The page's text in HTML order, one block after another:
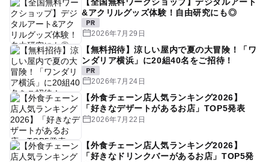
&アクリルグッズ体験！自由研究にも◎
2026年7月29日
【無料招待】涼しい屋内で夏の大冒険！「ワ
ンダリア横浜」に20組40名をご招待！
2026年7月24日
【外食チェーン店人気ランキング2026】
「好きなデザートがあるお店」TOP5発表
2026年7月22日
【外食チェーン店人気ランキング2026】
「好きなドリンクバーがあるお店」TOP5発